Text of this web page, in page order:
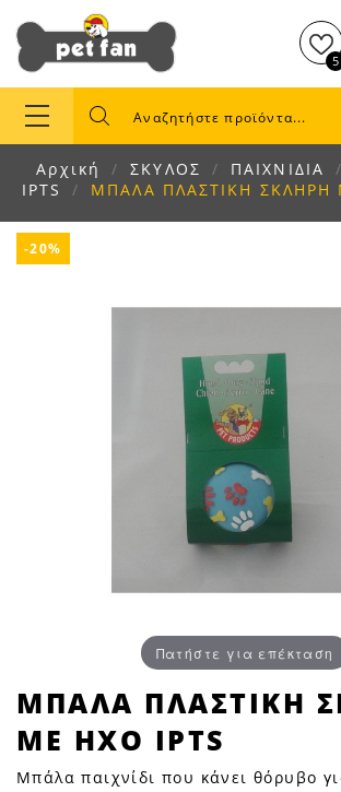
5
Αρχική ΣΚΥΛΟΣ ΠΑΙΧΝΙΔΙΑ
IPTS
ΜΠΑΛΑ ΠΛΑΣΤΙΚΗ ΣΚΛΗΡΗ
-20%
Πατήστε για επέκταση
ΜΠΑΛΑ
ΠΛΑΣΤΙΚΗ
ΣΚΛΗΡΗ
ΜΕ
ΜΠΑΛΑ ΠΛΑΣΤΙΚΗ
ΜΕ ΗΧΟ IPTS
Μπάλα παιχνίδι που κάνει θόρυβο